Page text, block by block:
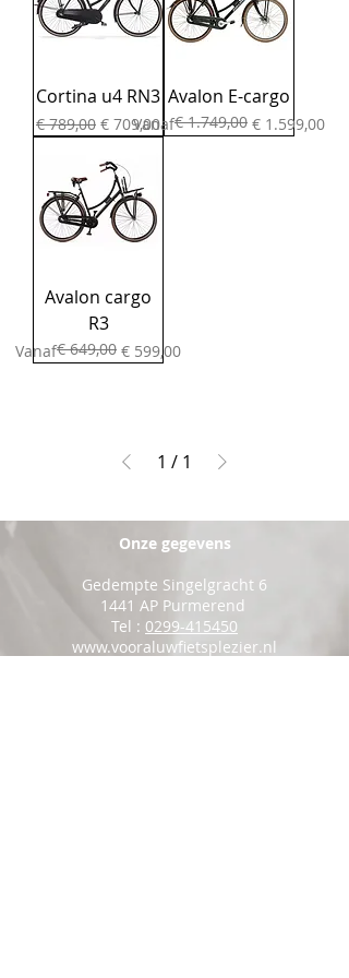
Cortina u4 RN3
Normale prijs
€ 789,00 Verkoopprijs
€ 709,00
Avalon E-cargo
Vanaf
Normale prijs
€ 1.749,00 € 1.599,00
Verkoopprijs
Avalon cargo
R3
Vanaf
Normale prijs
€ 649,00 € 599,00
Verkoopprijs
1 / 1
Onze gegevens
Gedempte Singelgracht 6
1441 AP Purmerend
Tel : 0299-415450
www.vooraluwfietsplezier.nl